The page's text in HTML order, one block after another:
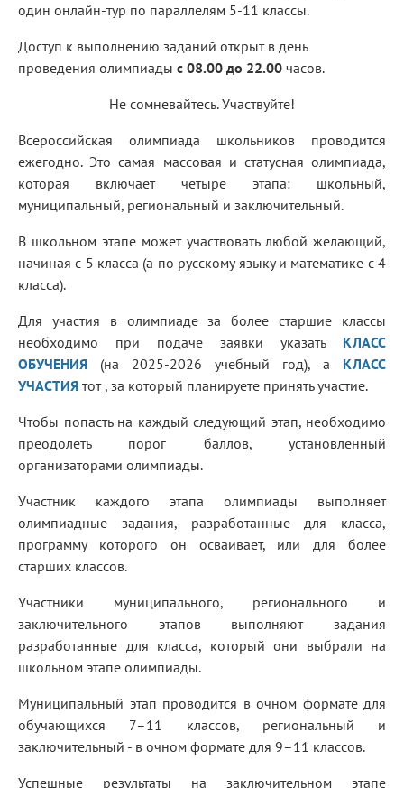
один онлайн-тур по параллелям 5-11 классы.
Доступ к выполнению заданий открыт в день
проведения олимпиады с 08.00 до 22.00 часов.
Не сомневайтесь. Участвуйте!
Всероссийская олимпиада школьников проводится
ежегодно. Это самая массовая и статусная олимпиада,
которая включает четыре этапа: школьный,
муниципальный, региональный и заключительный.
В школьном этапе может участвовать любой желающий,
начиная с 5 класса (а по русскому языку и математике с 4
класса).
Для участия в олимпиаде за более старшие классы
необходимо при подаче заявки указать КЛАСС
ОБУЧЕНИЯ (на 2025-2026 учебный год), а КЛАСС
УЧАСТИЯ тот , за который планируете принять участие.
Чтобы попасть на каждый следующий этап, необходимо
преодолеть порог баллов, установленный
организаторами олимпиады.
Участник каждого этапа олимпиады выполняет
олимпиадные задания, разработанные для класса,
программу которого он осваивает, или для более
старших классов.
Участники муниципального, регионального и
заключительного этапов выполняют задания
разработанные для класса, который они выбрали на
школьном этапе олимпиады.
Муниципальный этап проводится в очном формате для
обучающихся 7–11 классов, региональный и
заключительный - в очном формате для 9–11 классов.
Успешные результаты на заключительном этапе